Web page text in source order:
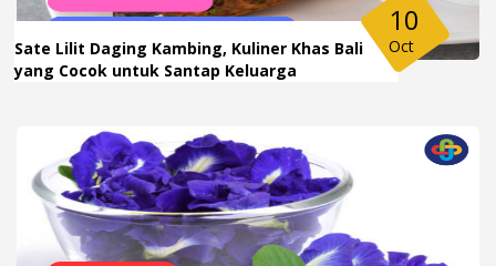
Sate Lilit Daging Kambing, Kuliner Khas Bali
yang Cocok untuk Santap Keluarga
10
Oct